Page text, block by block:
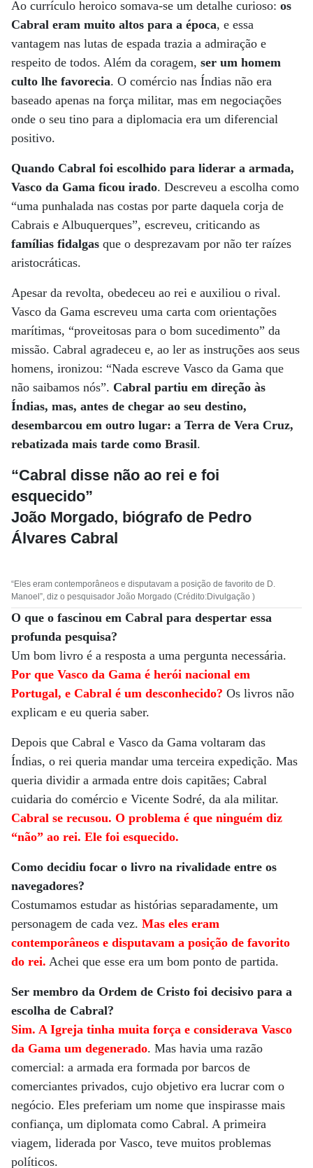
Ao currículo heroico somava-se um detalhe curioso: os
Cabral eram muito altos para a época, e essa
vantagem nas lutas de espada trazia a admiração e
respeito de todos. Além da coragem, ser um homem
culto lhe favorecia. O comércio nas Índias não era
baseado apenas na força militar, mas em negociações
onde o seu tino para a diplomacia era um diferencial
positivo.
Quando Cabral foi escolhido para liderar a armada,
Vasco da Gama ficou irado. Descreveu a escolha como
“uma punhalada nas costas por parte daquela corja de
Cabrais e Albuquerques”, escreveu, criticando as
famílias fidalgas que o desprezavam por não ter raízes
aristocráticas.
Apesar da revolta, obedeceu ao rei e auxiliou o rival.
Vasco da Gama escreveu uma carta com orientações
marítimas, “proveitosas para o bom sucedimento” da
missão. Cabral agradeceu e, ao ler as instruções aos seus
homens, ironizou: “Nada escreve Vasco da Gama que
não saibamos nós”. Cabral partiu em direção às
Índias, mas, antes de chegar ao seu destino,
desembarcou em outro lugar: a Terra de Vera Cruz,
rebatizada mais tarde como Brasil.
“Cabral disse não ao rei e foi
esquecido”
João Morgado, biógrafo de Pedro
Álvares Cabral
“Eles eram contemporâneos e disputavam a posição de favorito de D.
Manoel”, diz o pesquisador João Morgado (Crédito:Divulgação )
O que o fascinou em Cabral para despertar essa
profunda pesquisa?
Um bom livro é a resposta a uma pergunta necessária.
Por que Vasco da Gama é herói nacional em
Portugal, e Cabral é um desconhecido? Os livros não
explicam e eu queria saber.
Depois que Cabral e Vasco da Gama voltaram das
Índias, o rei queria mandar uma terceira expedição. Mas
queria dividir a armada entre dois capitães; Cabral
cuidaria do comércio e Vicente Sodré, da ala militar.
Cabral se recusou. O problema é que ninguém diz
“não” ao rei. Ele foi esquecido.
Como decidiu focar o livro na rivalidade entre os
navegadores?
Costumamos estudar as histórias separadamente, um
personagem de cada vez. Mas eles eram
contemporâneos e disputavam a posição de favorito
do rei. Achei que esse era um bom ponto de partida.
Ser membro da Ordem de Cristo foi decisivo para a
escolha de Cabral?
Sim. A Igreja tinha muita força e considerava Vasco
da Gama um degenerado. Mas havia uma razão
comercial: a armada era formada por barcos de
comerciantes privados, cujo objetivo era lucrar com o
negócio. Eles preferiam um nome que inspirasse mais
confiança, um diplomata como Cabral. A primeira
viagem, liderada por Vasco, teve muitos problemas
políticos.